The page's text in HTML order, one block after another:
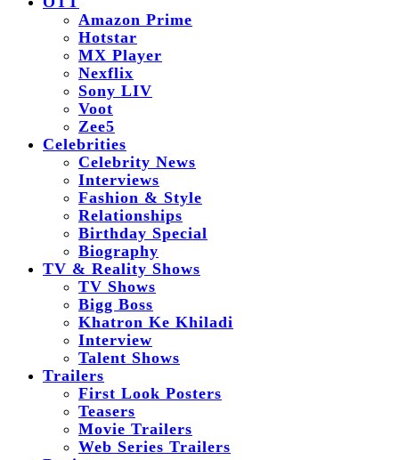
Amazon Prime
Hotstar
MX Player
Nexflix
Sony LIV
Voot
Zee5
Celebrities
Celebrity News
Interviews
Fashion & Style
Relationships
Birthday Special
Biography
TV & Reality Shows
TV Shows
Bigg Boss
Khatron Ke Khiladi
Interview
Talent Shows
Trailers
First Look Posters
Teasers
Movie Trailers
Web Series Trailers